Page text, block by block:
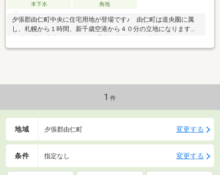
本下水
角地
夕張郡由仁町中央に住宅用地が登場です♪ 由仁町は道央圏に属
し、札幌から１時間、新千歳空港から４０分の立地になります。
JR由仁駅も徒歩６分のため、電車の利用、車の利用もどちらも可
能な土地のため、移住等にオススメです♪ 北海道の中でも雪が少
で、他地域と比べて商業利用がしやすいです♪民泊や商業施設など
の用地にもいかがでしょうか？お問い合わせ、お待ちしておりま
1 件
地域 夕張郡由仁町 変更する
条件 指定なし 変更する